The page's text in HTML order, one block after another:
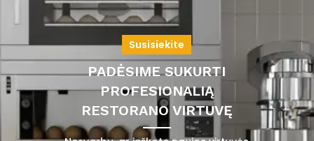
Susisiekite
PADĖSIME SUKURTI
PROFESIONALIĄ
RESTORANO VIRTUVĘ